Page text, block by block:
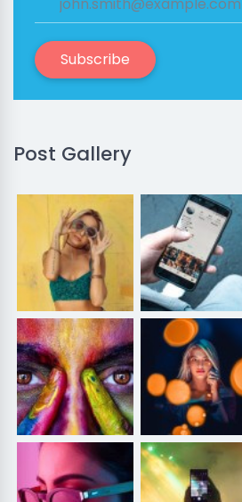
Subscribe
Post Gallery